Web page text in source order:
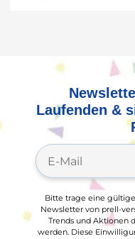
Laufenden &
Bitte trage eine
Newsletter von prell-
Trends und Aktionen
werden. Diese